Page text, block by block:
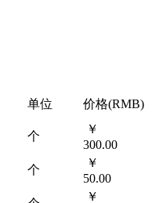
单位 价格(RMB)
个
￥
300.00
个
￥
50.00
￥